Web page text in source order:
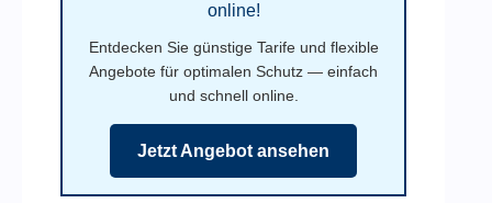
online!
Entdecken Sie günstige Tarife und flexible
Angebote für optimalen Schutz — einfach
und schnell online.
Jetzt Angebot ansehen